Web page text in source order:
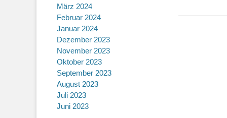
März 2024
Februar 2024
Januar 2024
Dezember 2023
November 2023
Oktober 2023
September 2023
August 2023
Juli 2023
Juni 2023